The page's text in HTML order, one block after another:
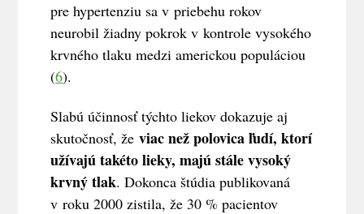
pre hypertenziu sa v priebehu rokov
neurobil žiadny pokrok v kontrole vysokého
krvného tlaku medzi americkou populáciou
(6).
Slabú účinnosť týchto liekov dokazuje aj
skutočnosť, ževiac než polovica ľudí, ktorí
užívajú takéto lieky, majú stále vysoký
krvný tlak. Dokonca štúdia publikovaná
v roku 2000 zistila, že 30 % pacientov